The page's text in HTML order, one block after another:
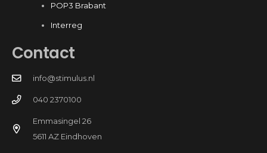
POP3 Brabant
Interreg
Contact
info@stimulus.nl
040 2370100
Emmasingel 26
5611 AZ Eindhoven